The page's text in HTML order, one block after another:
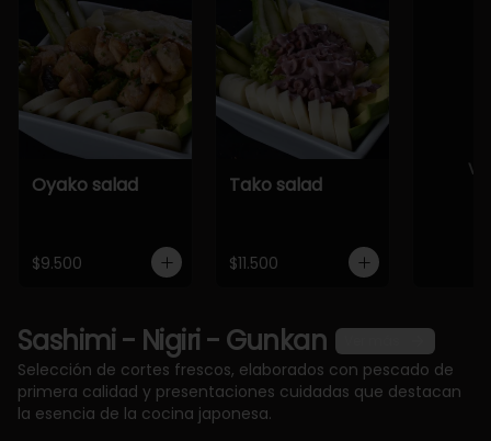
Oyako salad
$9.500
Tako salad
$11.500
Sashimi - Nigiri - Gunkan
Selección de cortes frescos, elaborados con pescado de
primera calidad y presentaciones cuidadas que destacan
la esencia de la cocina japonesa.